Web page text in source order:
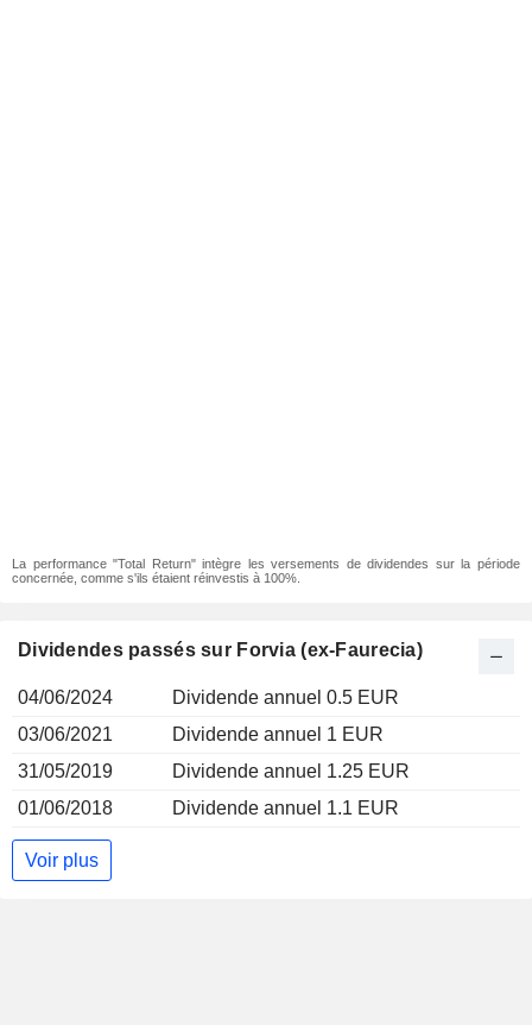
La performance "Total Return" intègre les versements de dividendes sur la période
concernée, comme s'ils étaient réinvestis à 100%.
Dividendes passés sur Forvia (ex-Faurecia)
04/06/2024
Dividende annuel 0.5 EUR
03/06/2021
Dividende annuel 1 EUR
31/05/2019
Dividende annuel 1.25 EUR
01/06/2018
Dividende annuel 1.1 EUR
Voir plus